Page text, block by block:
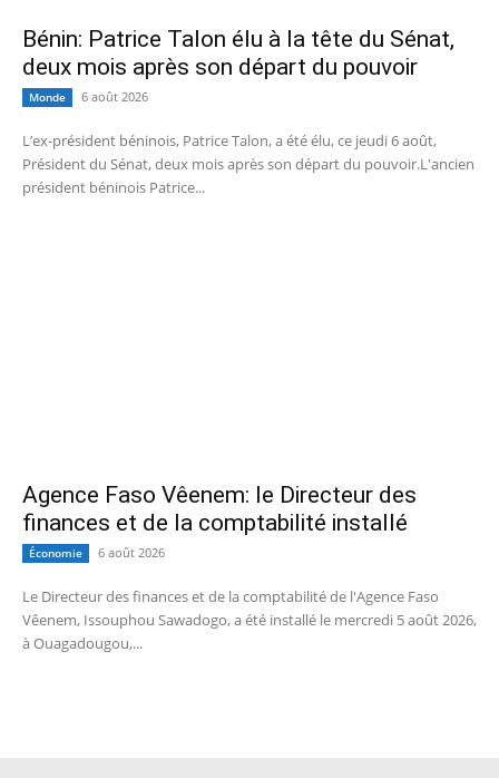
Bénin: Patrice Talon élu à la tête du Sénat,
deux mois après son départ du pouvoir
Monde 6 août 2026
L’ex-président béninois, Patrice Talon, a été élu, ce jeudi 6 août,
Président du Sénat, deux mois après son départ du pouvoir.L'ancien
président béninois Patrice...
Agence Faso Vêenem: le Directeur des
finances et de la comptabilité installé
Économie 6 août 2026
Le Directeur des finances et de la comptabilité de l'Agence Faso
Vêenem, Issouphou Sawadogo, a été installé le mercredi 5 août 2026,
à Ouagadougou,...